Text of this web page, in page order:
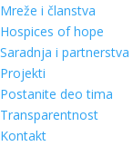
Mreže i članstva
Hospices of hope
Saradnja i partnerstva
Projekti
Postanite deo tima
Transparentnost
Kontakt